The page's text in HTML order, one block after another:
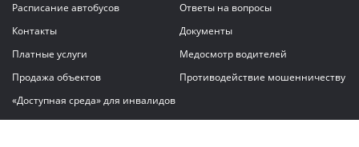
Расписание автобусов
Ответы на вопросы
Контакты
Документы
Платные услуги
Медосмотр водителей
Продажа объектов
Противодействие мошенничеству
«Доступная среда» для инвалидов